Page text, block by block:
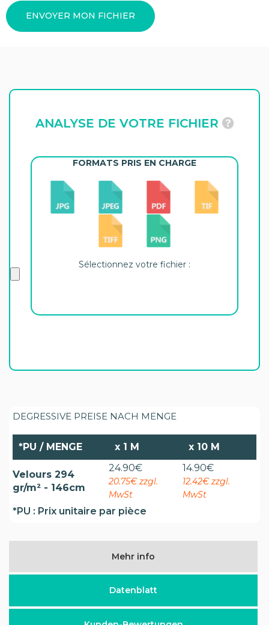
ENVOYER MON FICHIER
ANALYSE DE VOTRE FICHIER
FORMATS PRIS EN CHARGE
Sélectionnez votre fichier :
DEGRESSIVE PREISE NACH MENGE
*PU / MENGE x 1 M x 10 M
Velours 294
gr/m² - 146cm
24.90€
20.75€ zzgl.
MwSt
14.90€
12.42€ zzgl.
MwSt
*PU : Prix unitaire par pièce
Mehr info
Datenblatt